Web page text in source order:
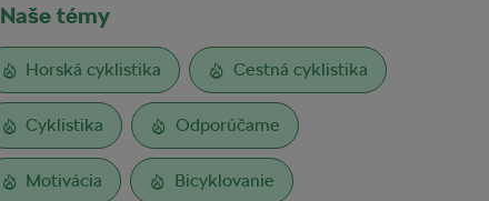
Naše témy
Horská cyklistika Cestná cyklistika
Cyklistika Odporúčame
Motivácia Bicyklovanie